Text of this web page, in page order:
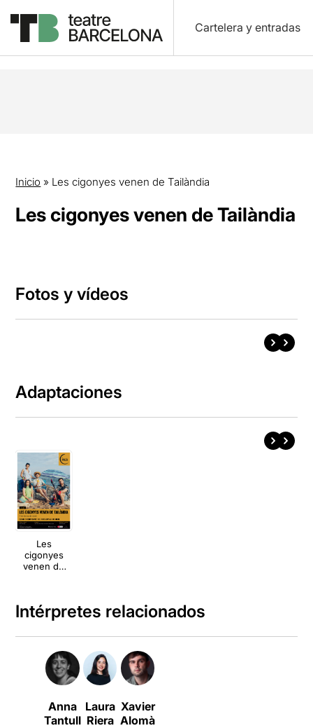
Cartelera y entradas
Inicio » Les cigonyes venen de Tailàndia
Les cigonyes venen de Tailàndia
Fotos y vídeos
Adaptaciones
Les
cigonyes
venen de
Intérpretes relacionados
Anna
Tantull
Laura
Riera
Xavier
Alomà